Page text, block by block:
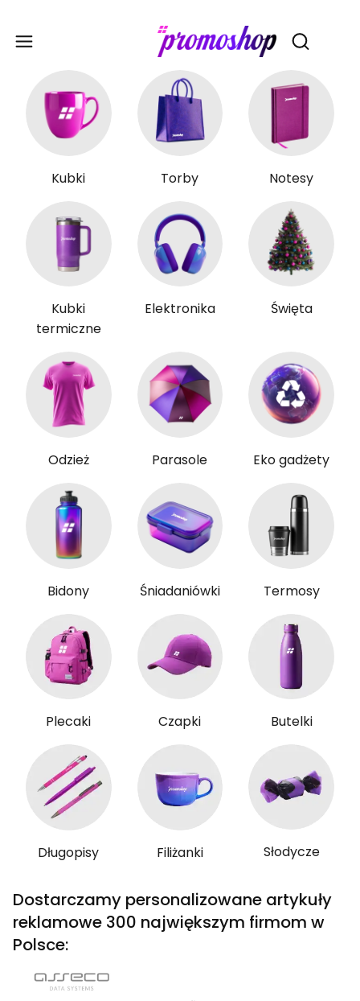
Otwórz
Kubki Torby Notesy
Kubki
termiczne
Elektronika Święta
Odzież Parasole Eko gadżety
Bidony Śniadaniówki Termosy
Plecaki Czapki Butelki
Długopisy Filiżanki Słodycze
Dostarczamy personalizowane artykuły
reklamowe 300 największym firmom w
Polsce: